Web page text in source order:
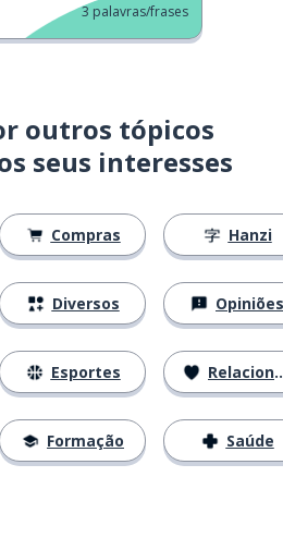
3 palavras/frases
outros tópicos
seus interesses
Compras
Diversos
Esportes
Formação
Hanzi
Opiniões
Relacionamentos
Saúde